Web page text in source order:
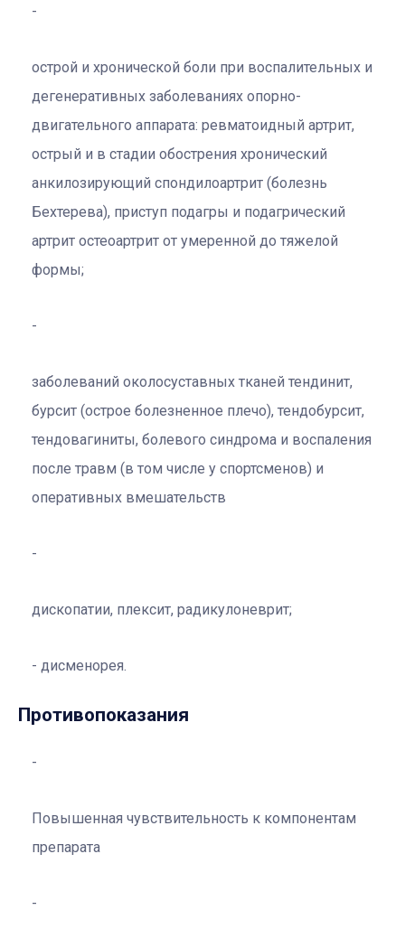
острой и хронической боли при воспалительных и
дегенеративных заболеваниях опорно-
двигательного аппарата: ревматоидный артрит,
острый и в стадии обострения хронический
анкилозирующий спондилоартрит (болезнь
Бехтерева), приступ подагры и подагрический
артрит остеоартрит от умеренной до тяжелой
формы;
заболеваний околосуставных тканей тендинит,
бурсит (острое болезненное плечо), тендобурсит,
тендовагиниты, болевого синдрома и воспаления
после травм (в том числе у спортсменов) и
оперативных вмешательств
дископатии, плексит, радикулоневрит;
дисменорея.
Противопоказания
Повышенная чувствительность к компонентам
препарата